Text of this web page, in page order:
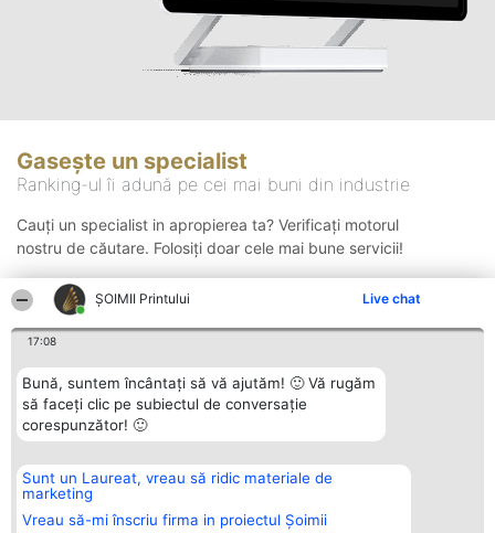
ŞOIMII Printului Live chat
17:08
Bună, suntem încântați să vă ajutăm! 🙂 Vă rugăm
să faceți clic pe subiectul de conversație
corespunzător! 🙂
Sunt un Laureat, vreau să ridic materiale de
marketing
Vreau să-mi înscriu firma in proiectul Șoimii
Gasește un specialist
Ranking-ul îi adună pe cei mai buni din industrie
Cauți un specialist in apropierea ta? Verificați motorul
nostru de căutare. Folosiți doar cele mai bune servicii!
Organizator Ranking
BRIGHT SOLUTIONS BR SRL
Aleea Timisul De Sus 2 Bl. A30
Sc. A Et. 4 Ap. 13 Cod 061952
Plebiscyt
Lista Tuturor
Laureaților
Contact